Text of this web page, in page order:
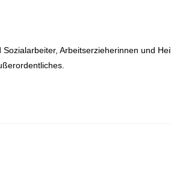
Arbeitserzieherinnen und